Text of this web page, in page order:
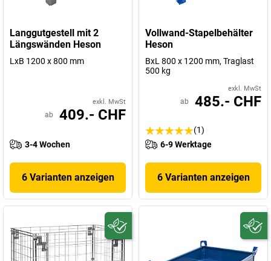
Langgutgestell mit 2
Längswänden Heson
LxB 1200 x 800 mm
exkl. MwSt
ab 409.- CHF
3-4 Wochen
6 Varianten anzeigen
Vollwand-Stapelbehälter
Heson
BxL 800 x 1200 mm, Traglast
500 kg
exkl. MwSt
ab 485.- CHF
(1)
6-9 Werktage
6 Varianten anzeigen